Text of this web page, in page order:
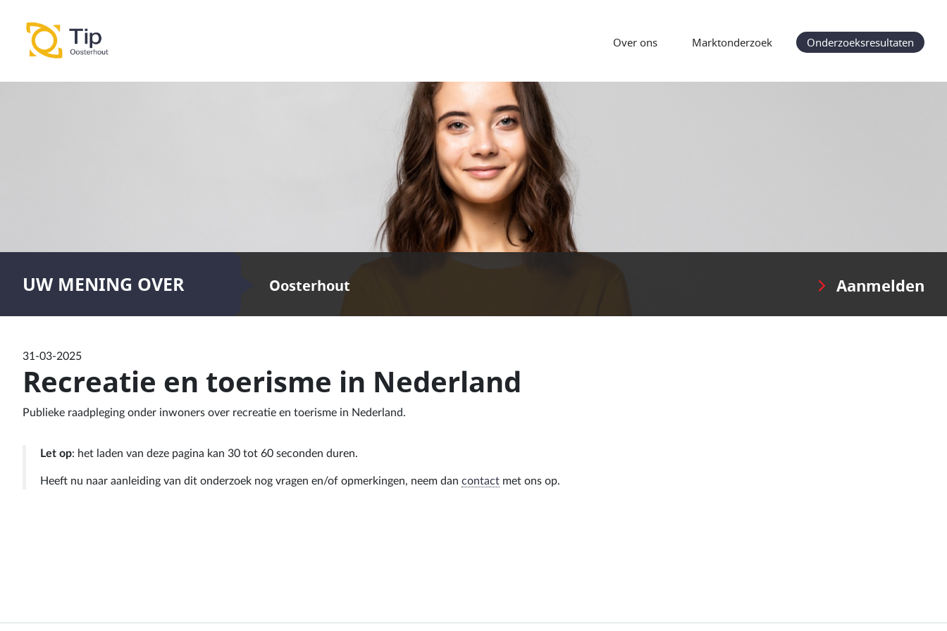
Over ons Marktonderzoek Onderzoeksresultaten
UW MENING OVER Oosterhout Aanmelden
31-03-2025
Recreatie en toerisme in Nederland
Publieke raadpleging onder inwoners over recreatie en toerisme in Nederland.
Let op: het laden van deze pagina kan 30 tot 60 seconden duren.
Heeft nu naar aanleiding van dit onderzoek nog vragen en/of opmerkingen, neem dan contact met ons op.